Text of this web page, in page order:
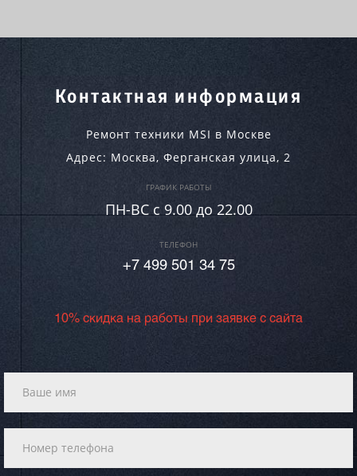
Контактная информация
Ремонт техники MSI в Москве
Адрес: Москва, Ферганская улица, 2
ГРАФИК РАБОТЫ
ПН-ВC c 9.00 до 22.00
ТЕЛЕФОН
+7 499 501 34 75
10% скидка на работы при заявке с сайта